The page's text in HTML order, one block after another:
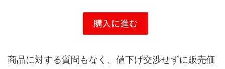
商品に対する質問もなく、値下げ交渉せずに販売価